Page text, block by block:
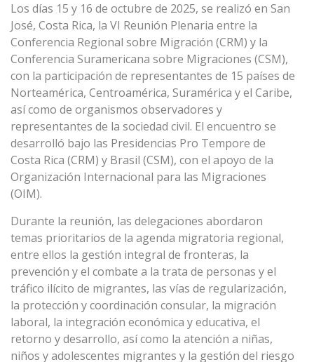
Los días 15 y 16 de octubre de 2025, se realizó en San
José, Costa Rica, la VI Reunión Plenaria entre la
Conferencia Regional sobre Migración (CRM) y la
Conferencia Suramericana sobre Migraciones (CSM),
con la participación de representantes de 15 países de
Norteamérica, Centroamérica, Suramérica y el Caribe,
así como de organismos observadores y
representantes de la sociedad civil. El encuentro se
desarrolló bajo las Presidencias Pro Tempore de
Costa Rica (CRM) y Brasil (CSM), con el apoyo de la
Organización Internacional para las Migraciones
(OIM).
Durante la reunión, las delegaciones abordaron
temas prioritarios de la agenda migratoria regional,
entre ellos la gestión integral de fronteras, la
prevención y el combate a la trata de personas y el
tráfico ilícito de migrantes, las vías de regularización,
la protección y coordinación consular, la migración
laboral, la integración económica y educativa, el
retorno y desarrollo, así como la atención a niñas,
niños y adolescentes migrantes y la gestión del riesgo